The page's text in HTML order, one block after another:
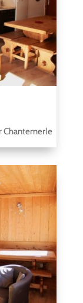
Chantemerle